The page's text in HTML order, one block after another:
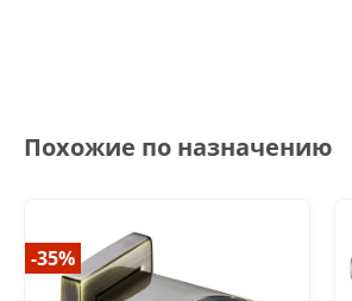
Похожие по назначению
-35%